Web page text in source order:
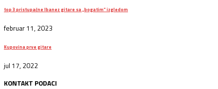
top 3 pristupačne Ibanez gitare sa „bogatim“ izgledom
februar 11, 2023
Kupovina prve gitare
jul 17, 2022
KONTAKT PODACI